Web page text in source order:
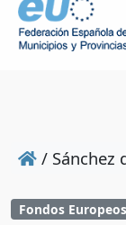
/ Sánchez
Fondos